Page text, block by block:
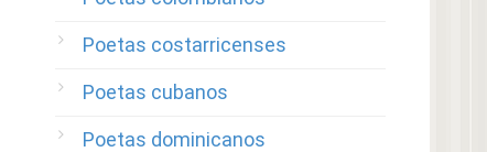
Poetas costarricenses
Poetas cubanos
Poetas dominicanos